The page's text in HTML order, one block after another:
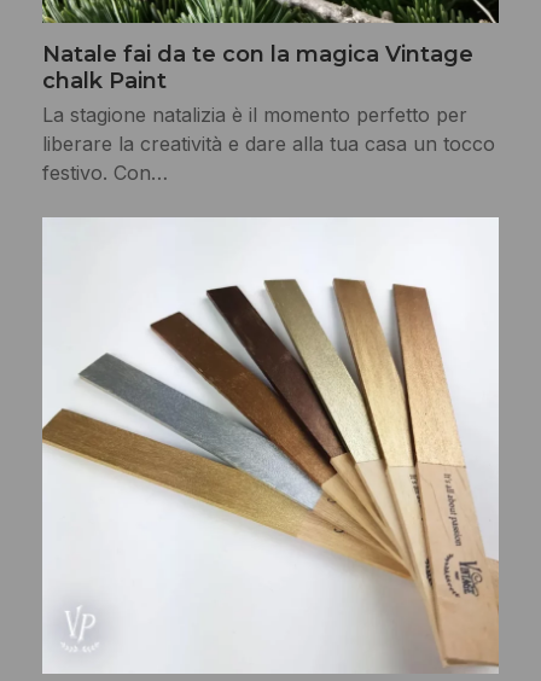
Natale fai da te con la magica Vintage
chalk Paint
La stagione natalizia è il momento perfetto per
liberare la creatività e dare alla tua casa un tocco
festivo. Con…